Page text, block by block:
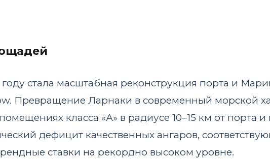
стала масштабная реконструкция порта и
Превращение Ларнаки в современный морской
класса «А» в радиусе 10–15 км от порта
дефицит качественных ангаров,
ставки на рекордно высоком уровне.